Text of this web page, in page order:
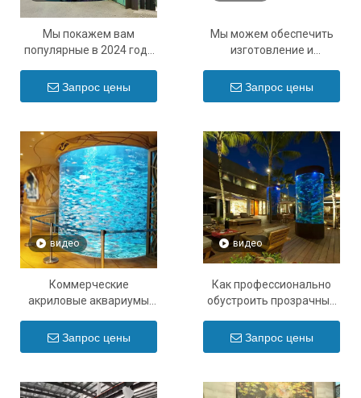
Мы покажем вам
популярные в 2024 году
аквариумов - Leyu
Запрос цены
Мы можем обеспечить
изготовление и
аквариумных акриловых
Запрос цены
видео
Коммерческие
акриловые аквариумы
руководство - Leyu
Запрос цены
видео
Как профессионально
обустроить прозрачный
Запрос цены